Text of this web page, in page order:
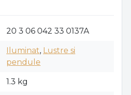
20 3 06 042 33 0137A
Iluminat, Lustre si
pendule
1.3 kg